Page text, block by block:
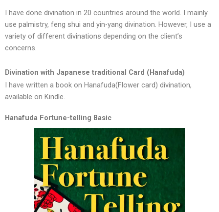
I have done divination in 20 countries around the world. I mainly
use palmistry, feng shui and yin-yang divination. However, I use a
variety of different divinations depending on the client’s
concerns.
Divination with Japanese traditional Card (Hanafuda)
I have written a book on Hanafuda(Flower card) divination,
available on Kindle.
Hanafuda Fortune-telling Basic